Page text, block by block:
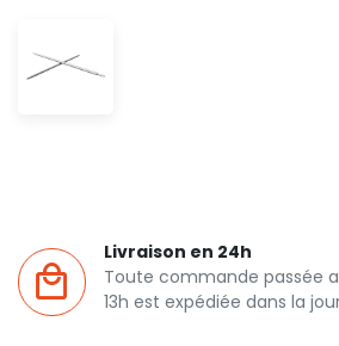
Livraison en 24h
Toute commande passée
13h est expédiée dans la